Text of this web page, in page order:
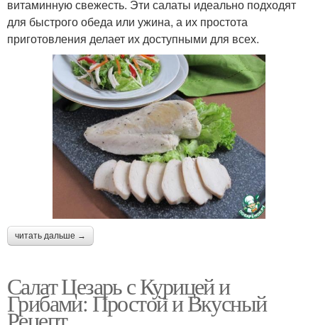
витаминную свежесть. Эти салаты идеально подходят
для быстрого обеда или ужина, а их простота
приготовления делает их доступными для всех.
читать дальше →
Салат Цезарь с Курицей и
Грибами: Простой и Вкусный